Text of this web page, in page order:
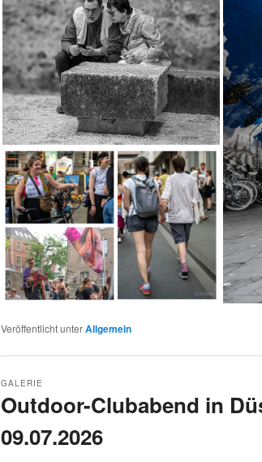
Veröffentlicht unterAllgemein
Outdoor-Clubabend in
09.07.2026
GALERIE